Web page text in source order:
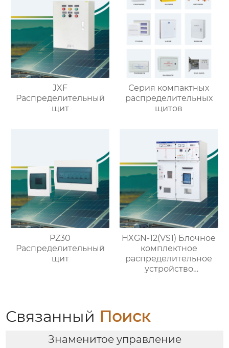
JXF
Распределительный
щит
Серия компактных
распределительных
щитов
PZ30
Распределительный
щит
HXGN-12(VS1) Блочное
комплектное
распределительное
устройство
Связанный Поиск
Знаменитое управление